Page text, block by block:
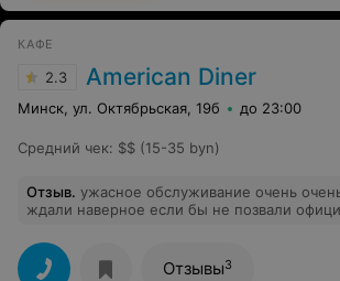
КАФЕ
2.3 American Diner
Минск, ул. Октябрьская, 19б до 23:00
Средний чек: $$ (15-35 byn)
Отзыв. ужасное обслуживание очень
ждали наверное если бы не позвали
всему испорченная курица прям так плохо
мне ещё никогда не было
Отзывы3